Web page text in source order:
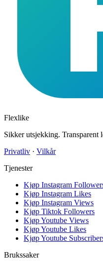
Flexlike
Sikker utsjekking. Transparent
Privatliv · Vilkår
Tjenester
Kjøp Instagram
Kjøp Instagram Likes
Kjøp Instagram Views
Kjøp Tiktok Followers
Kjøp Youtube Views
Kjøp Youtube Likes
Kjøp Youtube
Brukssaker